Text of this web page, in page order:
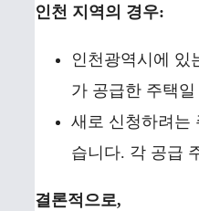
인천 지역의 경우:
인천광역시에 있
가 공급한 주택
새로 신청하려는
습니다. 각 공급
결론적으로,